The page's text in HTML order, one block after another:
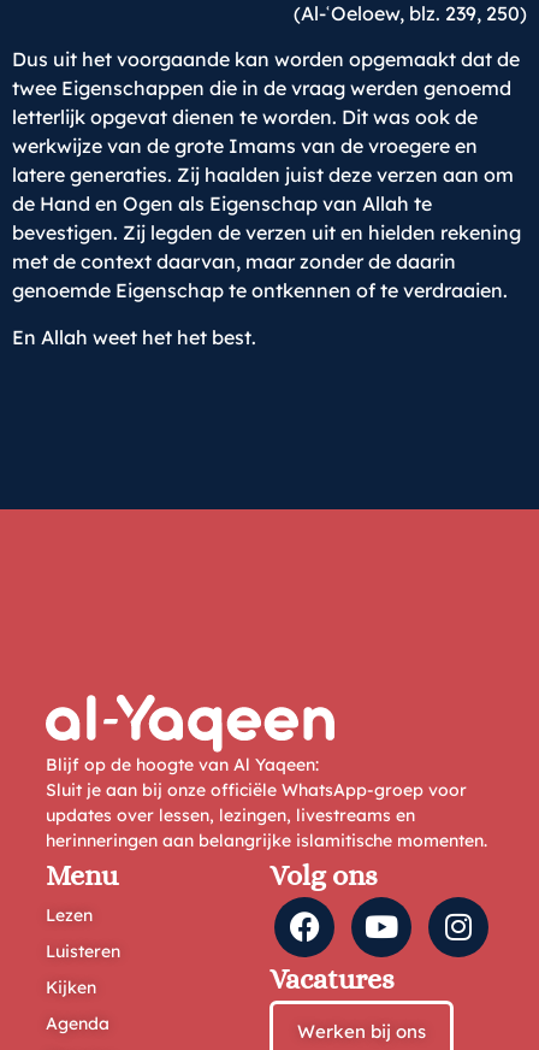
(Al-ʿOeloew, blz. 239, 250)
Dus uit het voorgaande kan worden opgemaakt dat de
twee Eigenschappen die in de vraag werden genoemd
letterlijk opgevat dienen te worden. Dit was ook de
werkwijze van de grote Imams van de vroegere en
latere generaties. Zij haalden juist deze verzen aan om
de Hand en Ogen als Eigenschap van Allah te
bevestigen. Zij legden de verzen uit en hielden rekening
met de context daarvan, maar zonder de daarin
genoemde Eigenschap te ontkennen of te verdraaien.
En Allah weet het het best.
Blijf op de hoogte van Al Yaqeen:
Sluit je aan bij onze officiële WhatsApp-groep voor
updates over lessen, lezingen, livestreams en
herinneringen aan belangrijke islamitische momenten.
Menu
Lezen
Luisteren
Kijken
Agenda
Volg ons
Vacatures
Werken bij ons